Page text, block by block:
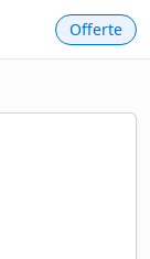
Offerte